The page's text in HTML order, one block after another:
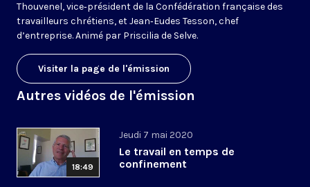
Thouvenel, vice‑président de la Confédération française des
travailleurs chrétiens, et Jean‑Eudes Tesson, chef
d’entreprise. Animé par Priscilia de Selve.
Visiter la page de l'émission
Autres vidéos de l'émission
18:49
Jeudi 7 mai 2020
Le travail en temps de
confinement